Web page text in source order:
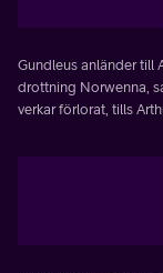
Gundleus anländer till
drottning Norwenna,
verkar förlorat, tills